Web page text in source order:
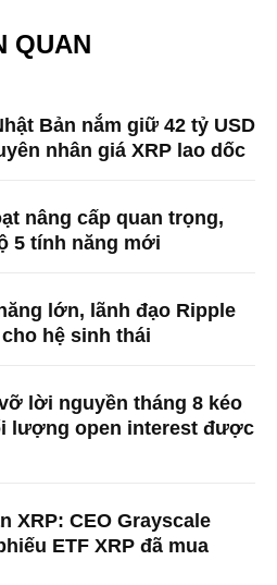
QUAN
Bản nắm giữ 42 tỷ USD
nhân giá XRP lao dốc
nâng cấp quan trọng,
5 tính năng mới
lớn, lãnh đạo Ripple
hệ sinh thái
lời nguyền tháng 8 kéo
lượng open interest được
XRP: CEO Grayscale
ETF XRP đã mua